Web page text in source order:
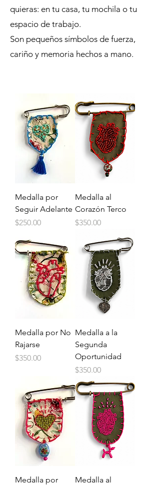
quieras: en tu casa, tu mochila o tu
espacio de trabajo.
Son pequeños símbolos de fuerza,
cariño y memoria hechos a mano.
Medalla por
Seguir Adelante
Price
$250.00
Medalla al
Corazón Terco
Price
$350.00
Medalla por No
Rajarse
Price
$350.00
Medalla a la
Segunda
Oportunidad
Price
$350.00
Medalla por
Medalla al